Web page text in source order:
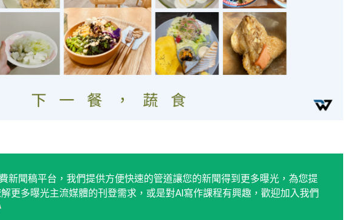
新聞稿平台，我們提供方便快速的管道讓您的新聞得到更多曝光，為您提
更多曝光主流媒體的刊登需求，或是對AI寫作課程有興趣，歡迎加入我們